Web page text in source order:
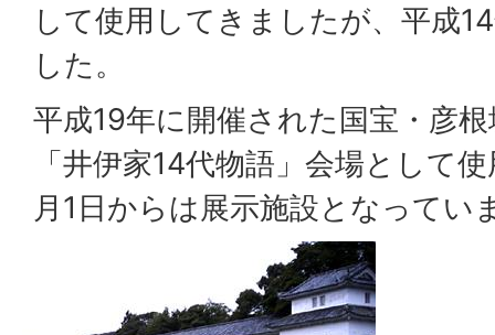
して使用してきましたが、平成
した。
平成19年に開催された国宝・彦
「井伊家14代物語」会場として
月1日からは展示施設となってい